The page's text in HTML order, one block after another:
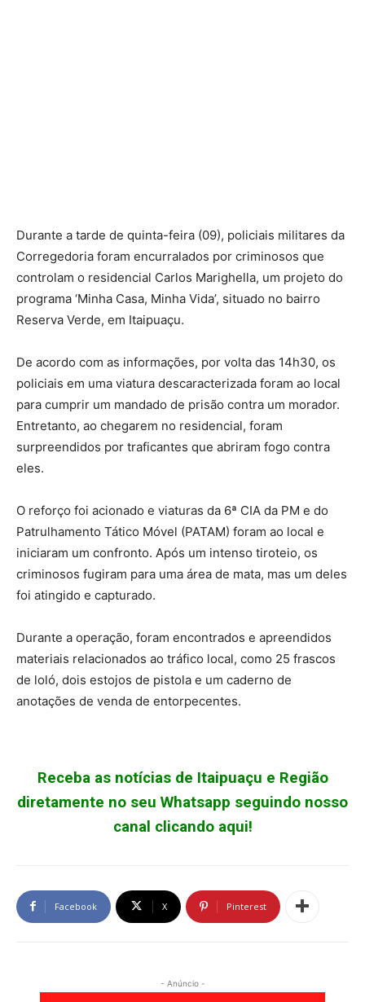
Durante a tarde de quinta-feira (09), policiais militares da
Corregedoria foram encurralados por criminosos que
controlam o residencial Carlos Marighella, um projeto do
programa ‘Minha Casa, Minha Vida’, situado no bairro
Reserva Verde, em Itaipuaçu.
De acordo com as informações, por volta das 14h30, os
policiais em uma viatura descaracterizada foram ao local
para cumprir um mandado de prisão contra um morador.
Entretanto, ao chegarem no residencial, foram
surpreendidos por traficantes que abriram fogo contra
eles.
O reforço foi acionado e viaturas da 6ª CIA da PM e do
Patrulhamento Tático Móvel (PATAM) foram ao local e
iniciaram um confronto. Após um intenso tiroteio, os
criminosos fugiram para uma área de mata, mas um deles
foi atingido e capturado.
Durante a operação, foram encontrados e apreendidos
materiais relacionados ao tráfico local, como 25 frascos
de loló, dois estojos de pistola e um caderno de
anotações de venda de entorpecentes.
Receba as notícias de Itaipuaçu e Região
diretamente no seu Whatsapp seguindo nosso
canal clicando aqui!
Facebook X Pinterest
- Anúncio -